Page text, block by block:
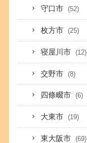
守口市 (52)
枚方市 (25)
寝屋川市 (12)
交野市 (8)
四條畷市 (6)
大東市 (19)
東大阪市 (69)